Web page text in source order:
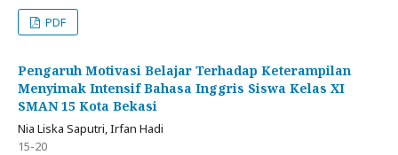
PDF
Pengaruh Motivasi Belajar Terhadap Keterampilan
Menyimak Intensif Bahasa Inggris Siswa Kelas XI
SMAN 15 Kota Bekasi
Nia Liska Saputri, Irfan Hadi
15-20